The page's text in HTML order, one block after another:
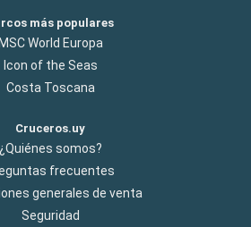
más populares
MSC World Europa
Icon of the Seas
Costa Toscana
Cruceros.uy
¿Quiénes somos?
frecuentes
generales de venta
Seguridad